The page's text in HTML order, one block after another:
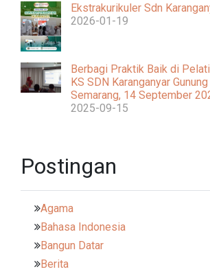
Ekstrakurikuler Sdn
2026-01-19
Berbagi Praktik Baik di
KS SDN Karanganyar
Semarang, 14 September
2025-09-15
Postingan
Agama
Bahasa Indonesia
Bangun Datar
Berita